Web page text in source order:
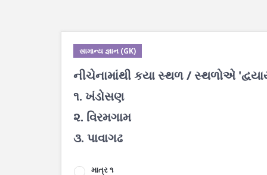
સામાન્ય જ્ઞાન (GK)
નીચેનામાંથી કયા સ્થળ / સ્થળોએ
૧. ખંડોસણ
૨. વિરમગામ
૩. પાવાગઢ
માત્ર ૧